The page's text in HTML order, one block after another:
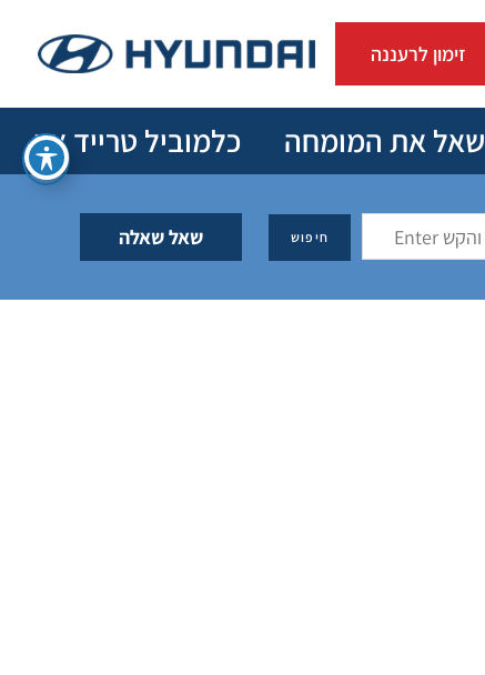
זימון לרעננה
שאל את המומחה כלמוביל טרייד אין
שאל שאלה